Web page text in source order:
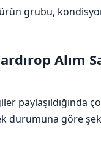
grubu,
Alım
paylaşıldığında
durumuna göre